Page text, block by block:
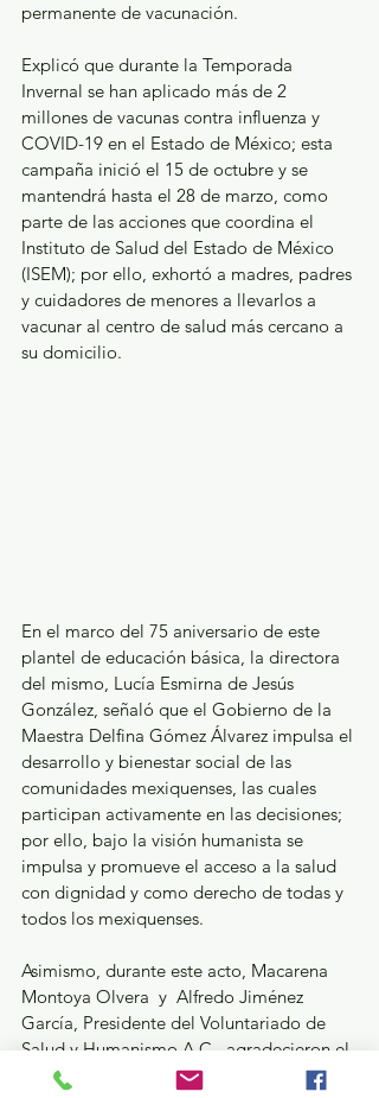
permanente de vacunación.
Explicó que durante la Temporada
Invernal se han aplicado más de 2
millones de vacunas contra influenza y
COVID-19 en el Estado de México; esta
campaña inició el 15 de octubre y se
mantendrá hasta el 28 de marzo, como
parte de las acciones que coordina el
Instituto de Salud del Estado de México
(ISEM); por ello, exhortó a madres, padres
y cuidadores de menores a llevarlos a
vacunar al centro de salud más cercano a
su domicilio.
En el marco del 75 aniversario de este
plantel de educación básica, la directora
del mismo, Lucía Esmirna de Jesús
González, señaló que el Gobierno de la
Maestra Delfina Gómez Álvarez impulsa el
desarrollo y bienestar social de las
comunidades mexiquenses, las cuales
participan activamente en las decisiones;
por ello, bajo la visión humanista se
impulsa y promueve el acceso a la salud
con dignidad y como derecho de todas y
todos los mexiquenses.
Asimismo, durante este acto, Macarena
Montoya Olvera  y  Alfredo Jiménez
García, Presidente del Voluntariado de
Salud y Humanismo A.C., agradecieron el
apoyo de la sociedad civil y de las y los